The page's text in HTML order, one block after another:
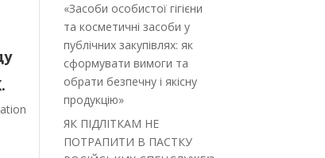
«Засоби особистої гігієни
та косметичні засоби у
публічних закупівлях: як
сформувати вимоги та
обрати безпечну і якісну
продукцію»
ЯК ПІДЛІТКАМ НЕ
ПОТРАПИТИ В ПАСТКУ